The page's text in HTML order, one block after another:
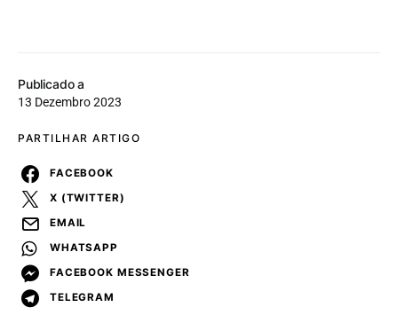
Publicado a
13 Dezembro 2023
PARTILHAR ARTIGO
FACEBOOK
X (TWITTER)
EMAIL
WHATSAPP
FACEBOOK MESSENGER
TELEGRAM